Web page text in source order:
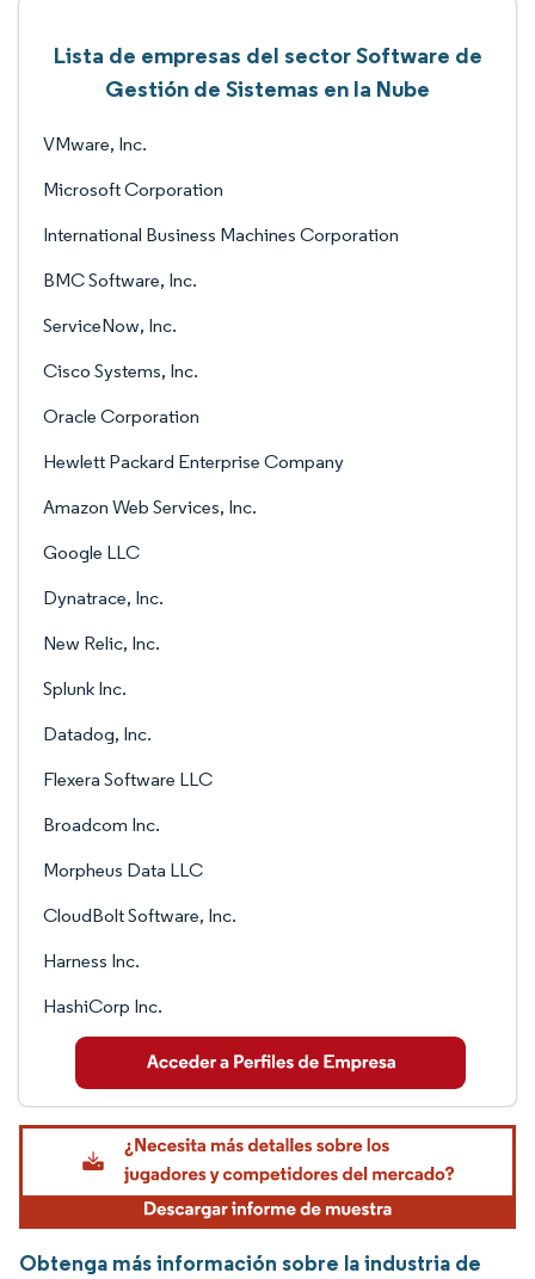
Lista de empresas del sector Software de
Gestión de Sistemas en la Nube
VMware, Inc.
Microsoft Corporation
International Business Machines Corporation
BMC Software, Inc.
ServiceNow, Inc.
Cisco Systems, Inc.
Oracle Corporation
Hewlett Packard Enterprise Company
Amazon Web Services, Inc.
Google LLC
Dynatrace, Inc.
New Relic, Inc.
Splunk Inc.
Datadog, Inc.
Flexera Software LLC
Broadcom Inc.
Morpheus Data LLC
CloudBolt Software, Inc.
Harness Inc.
HashiCorp Inc.
Obtenga más información sobre la industria de